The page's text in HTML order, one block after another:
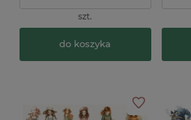
szt.
do koszyka